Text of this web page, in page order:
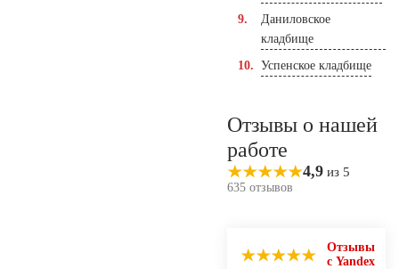
Даниловское
кладбище
Успенское кладбище
Отзывы о нашей
работе
4,9 из 5
635 отзывов
Отзывы
с Yandex